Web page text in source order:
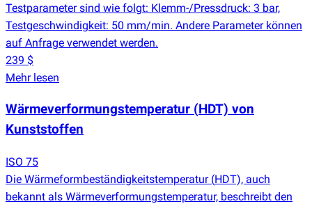
Testparameter sind wie folgt: Klemm-/Pressdruck: 3 bar,
Testgeschwindigkeit: 50 mm/min. Andere Parameter können
auf Anfrage verwendet werden.
239 $
Mehr lesen
Wärmeverformungstemperatur (HDT) von
Kunststoffen
ISO 75
Die Wärmeformbeständigkeitstemperatur (HDT), auch
bekannt als Wärmeverformungstemperatur, beschreibt den